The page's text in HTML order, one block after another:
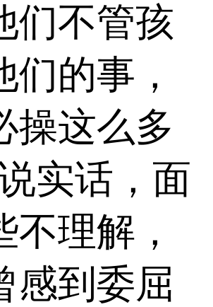
们不管孩
们的事，
操这么多
实话，面
不理解，
感到委屈